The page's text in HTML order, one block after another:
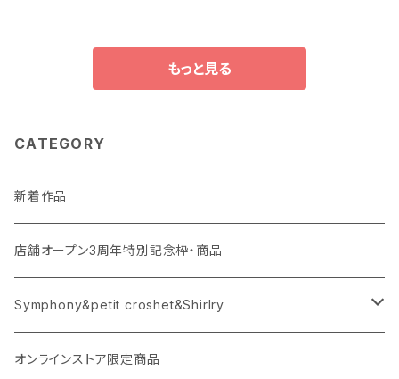
もっと見る
CATEGORY
新着作品
店舗オープン3周年特別記念枠・商品
Symphony&petit croshet&Shirlry
Symphony（シンフォニー）
オンラインストア限定商品